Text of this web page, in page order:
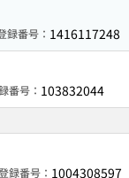
録番号： 1416117248
番号： 103832044
録番号： 1004308597